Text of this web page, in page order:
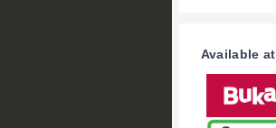
Available at